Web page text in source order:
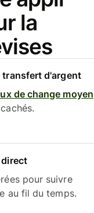
la
transfert d'argent
de change moyen
direct
pour suivre
au fil du temps.